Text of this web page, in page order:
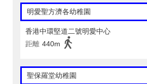
明愛聖方濟各幼稚園
香港中環堅道二號明愛中心
距離 440m
聖保羅堂幼稚園